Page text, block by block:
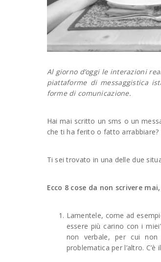
Al giorno d’oggi le interazioni
piattaforme di messaggistica
forme di comunicazione.
Hai mai scritto un sms o un
che ti ha ferito o fatto arrabbiare?
Ti sei trovato in una delle due
Ecco 8 cose da non scrivere
Lamentele, come ad
essere più carino con i
non verbale, per cui
problematica per l’altro.